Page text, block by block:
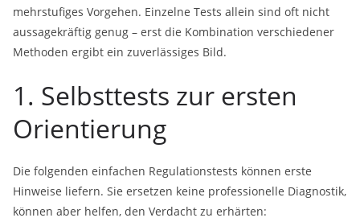
mehrstufiges Vorgehen. Einzelne Tests allein sind oft nicht
aussagekräftig genug – erst die Kombination verschiedener
Methoden ergibt ein zuverlässiges Bild.
1. Selbsttests zur ersten
Orientierung
Die folgenden einfachen Regulationstests können erste
Hinweise liefern. Sie ersetzen keine professionelle Diagnostik,
können aber helfen, den Verdacht zu erhärten: